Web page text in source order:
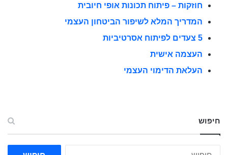
חוזקות – פיתוח תכונות אופי חיובית
המדריך המלא לשיפור הביטחון העצמי
5 צעדים לפיתוח אסרטיביות
העצמה אישית
העלאת הדימוי העצמי
חיפוש